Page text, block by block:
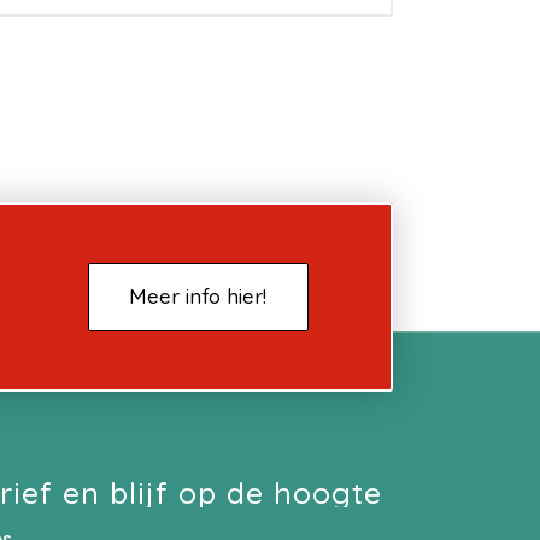
Meer info hier!
en blijf op de hoogte